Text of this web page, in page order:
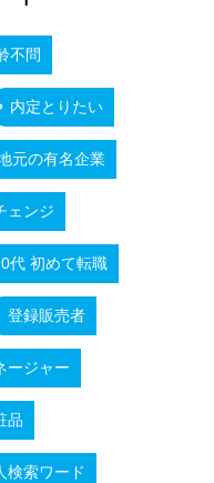
不問
内定とりたい
元の有名企業
ェンジ
代 初めて転職
登録販売者
ージャー
品
検索ワード